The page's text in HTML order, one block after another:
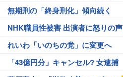
無期刑の「終身刑化」傾向続く
NHK職員性被害 出演者に怒りの声
れいわ「いのちの党」に変更へ
「43億円分」キャンセル? 女逮捕